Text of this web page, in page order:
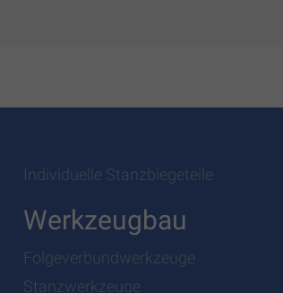
Individuelle Stanzbiegeteile
Werkzeugbau
Folgeverbundwerkzeuge
Stanzwerkzeuge